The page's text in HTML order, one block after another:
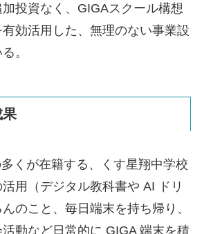
投資なく、GIGAスクール構想
効活用した、無理のない事業設
。
果
くが在籍する、くす星翔中学校
用（デジタル教科書や AI ドリ
のこと、毎日端末を持ち帰り、
動など日常的に GIGA 端末を積